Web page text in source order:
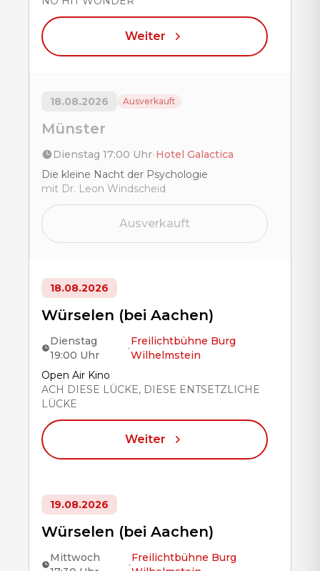
Weiter
18.08.2026 Ausverkauft
Münster
Dienstag 17:00 Uhr•Hotel Galactica
Title
Die kleine Nacht der Psychologie
mit Dr. Leon Windscheid
Ausverkauft
18.08.2026
Würselen (bei Aachen)
Dienstag
19:00 Uhr
•
Freilichtbühne Burg
Wilhelmstein
Title
Open Air Kino
ACH DIESE LÜCKE, DIESE ENTSETZLICHE
LÜCKE
Weiter
19.08.2026
Würselen (bei Aachen)
Mittwoch
•
Freilichtbühne Burg